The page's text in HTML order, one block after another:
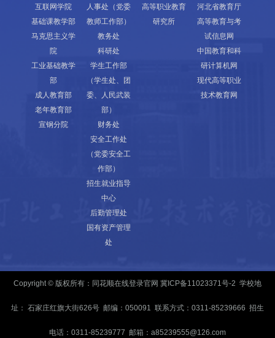
互联网学院
基础课教学部
马克思主义学
院
工业基础教学
部
成人教育部
老年教育部
宣钢分院
人事处（党委
教师工作部）
教务处
科研处
学生工作部
（学生处、团
委、人民武装
部）
财务处
安全工作处
（党委安全工
作部）
招生就业指导
中心
后勤管理处
国有资产管理
处
高等职业教育
研究所
河北省教育厅
高等教育与考
试信息网
中国教育和科
研计算机网
现代高等职业
技术教育网
Copyright © 版权所有：同花顺在线登录官网 冀ICP备11023371号-2 学校地
址： 石家庄红旗大街626号 邮编：050091 联系方式：0311-85239666 招生
电话：0311-85239777 邮箱：a85239555@126.com